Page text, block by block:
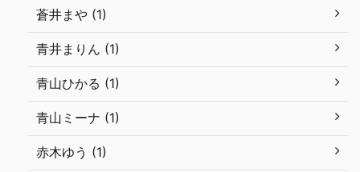
蒼井まや (1)
青井まりん (1)
青山ひかる (1)
青山ミーナ (1)
赤木ゆう (1)